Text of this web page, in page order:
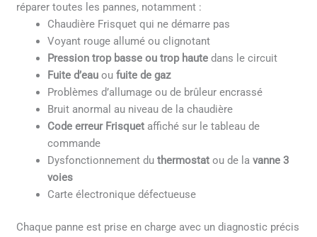
réparer toutes les pannes, notamment :
Chaudière Frisquet qui ne démarre pas
Voyant rouge allumé ou clignotant
Pression trop basse ou trop haute dans le circuit
Fuite d’eau oufuite de gaz
Problèmes d’allumage ou de brûleur encrassé
Bruit anormal au niveau de la chaudière
Code erreur Frisquet affiché sur le tableau de
commande
Dysfonctionnement duthermostat ou de lavanne 3
voies
Carte électronique défectueuse
Chaque panne est prise en charge avec un diagnostic précis